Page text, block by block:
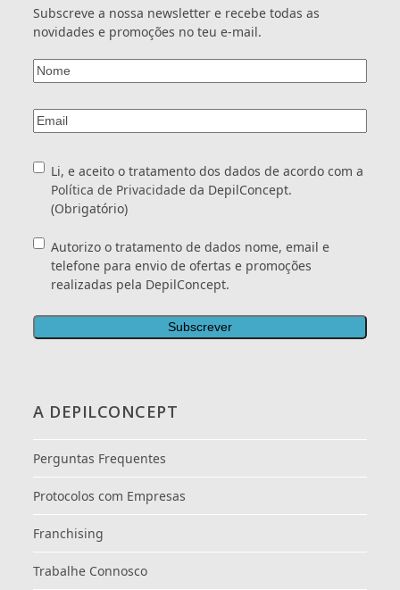
href="/politica-
de-
target="_blank">DepilConcept.
</a>*
promoções
pela
DepilConcept.
Subscreve a nossa newsletter e recebe todas as
novidades e promoções no teu e-mail.
Nome(Obrigatório)
Email(Obrigatório)
Consentimento(Obrigatório)
Li, e aceito o tratamento dos dados de acordo com a
Política de Privacidade da DepilConcept.
(Obrigatório)
Consentimento
Autorizo o tratamento de dados nome, email e
telefone para envio de ofertas e promoções
realizadas pela DepilConcept.
A DEPILCONCEPT
Perguntas Frequentes
Protocolos com Empresas
Franchising
Trabalhe Connosco